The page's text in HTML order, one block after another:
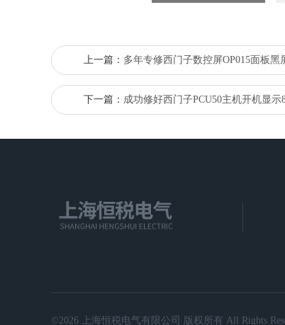
上一篇： 多年专修西门子数控屏OP015面板黑
下一篇： 成功修好西门子PCU50主机开机显示
©2026 上海恒税电气有限公司 版权所有 All Rights